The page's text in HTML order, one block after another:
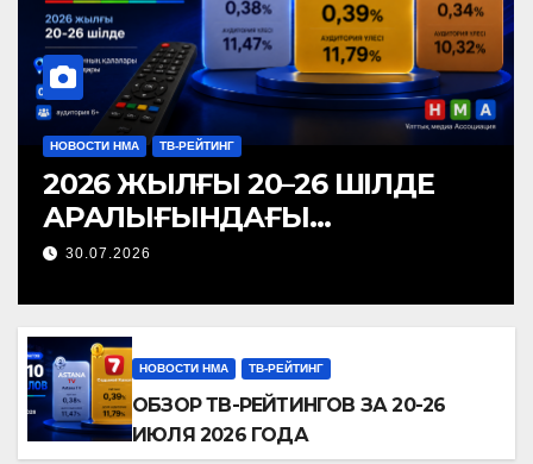
НОВОСТИ НМА ТВ-РЕЙТИНГ
2026 ЖЫЛҒЫ 20–26 ШІЛДЕ
АРАЛЫҒЫНДАҒЫ
ТЕЛЕАРНАЛАР РЕЙТИНГІНЕ
30.07.2026
НОВОСТИ НМА ТВ-РЕЙТИНГ
ОБЗОР ТВ-РЕЙТИНГОВ ЗА 20-26
ИЮЛЯ 2026 ГОДА